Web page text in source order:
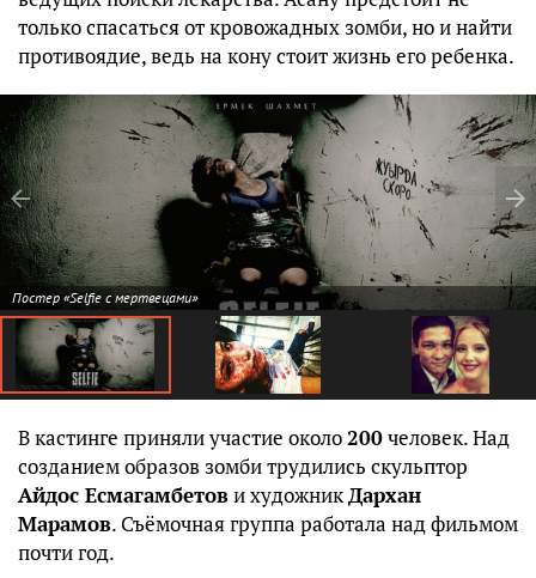
только спасаться от кровожадных зомби, но и найти
противоядие, ведь на кону стоит жизнь его ребенка.
Постер «Selfie с мертвецами»
В кастинге приняли участие около200человек. Над
созданием образов зомби трудились скульптор
Айдос Есмагамбетови художникДархан
Марамов. Съёмочная группа работала над фильмом
почти год.